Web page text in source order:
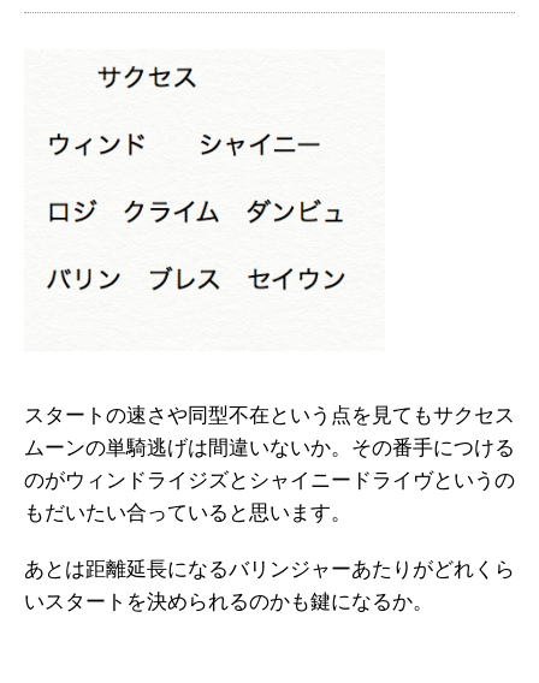
スタートの速さや同型不在という点を見てもサクセス
ムーンの単騎逃げは間違いないか。その番手につける
のがウィンドライジズとシャイニードライヴというの
もだいたい合っていると思います。
あとは距離延長になるバリンジャーあたりがどれくら
いスタートを決められるのかも鍵になるか。